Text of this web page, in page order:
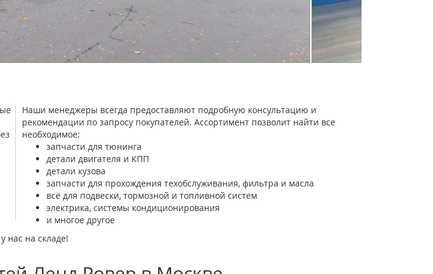
Наши менеджеры всегда предоставляют подробную консультацию и
рекомендации по запросу покупателей. Ассортимент позволит найти все
необходимое:
запчасти для тюнинга
детали двигателя и КПП
детали кузова
запчасти для прохождения техобслуживания, фильтра и масла
всё для подвески, тормозной и топливной систем
электрика, системы кондиционирования
и многое другое
нас на складе!